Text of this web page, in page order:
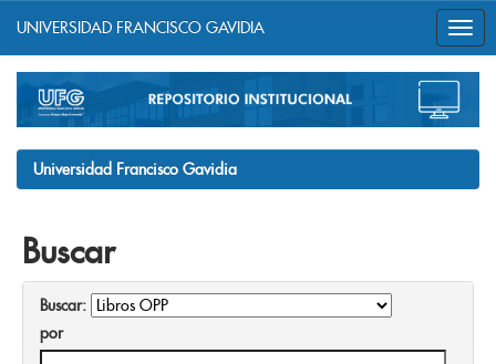
navigation
UNIVERSIDAD FRANCISCO GAVIDIA
Universidad Francisco Gavidia
Buscar
Buscar:
por